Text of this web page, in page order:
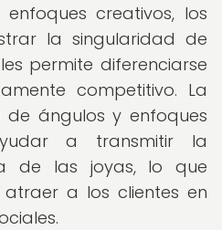
creativos, los
la singularidad de
permite diferenciarse
competitivo. La
de ángulos y enfoques
a transmitir la
de las joyas, lo que
a los clientes en